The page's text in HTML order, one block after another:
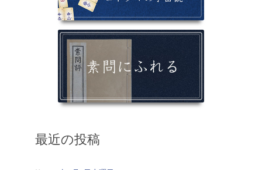
最近の投稿